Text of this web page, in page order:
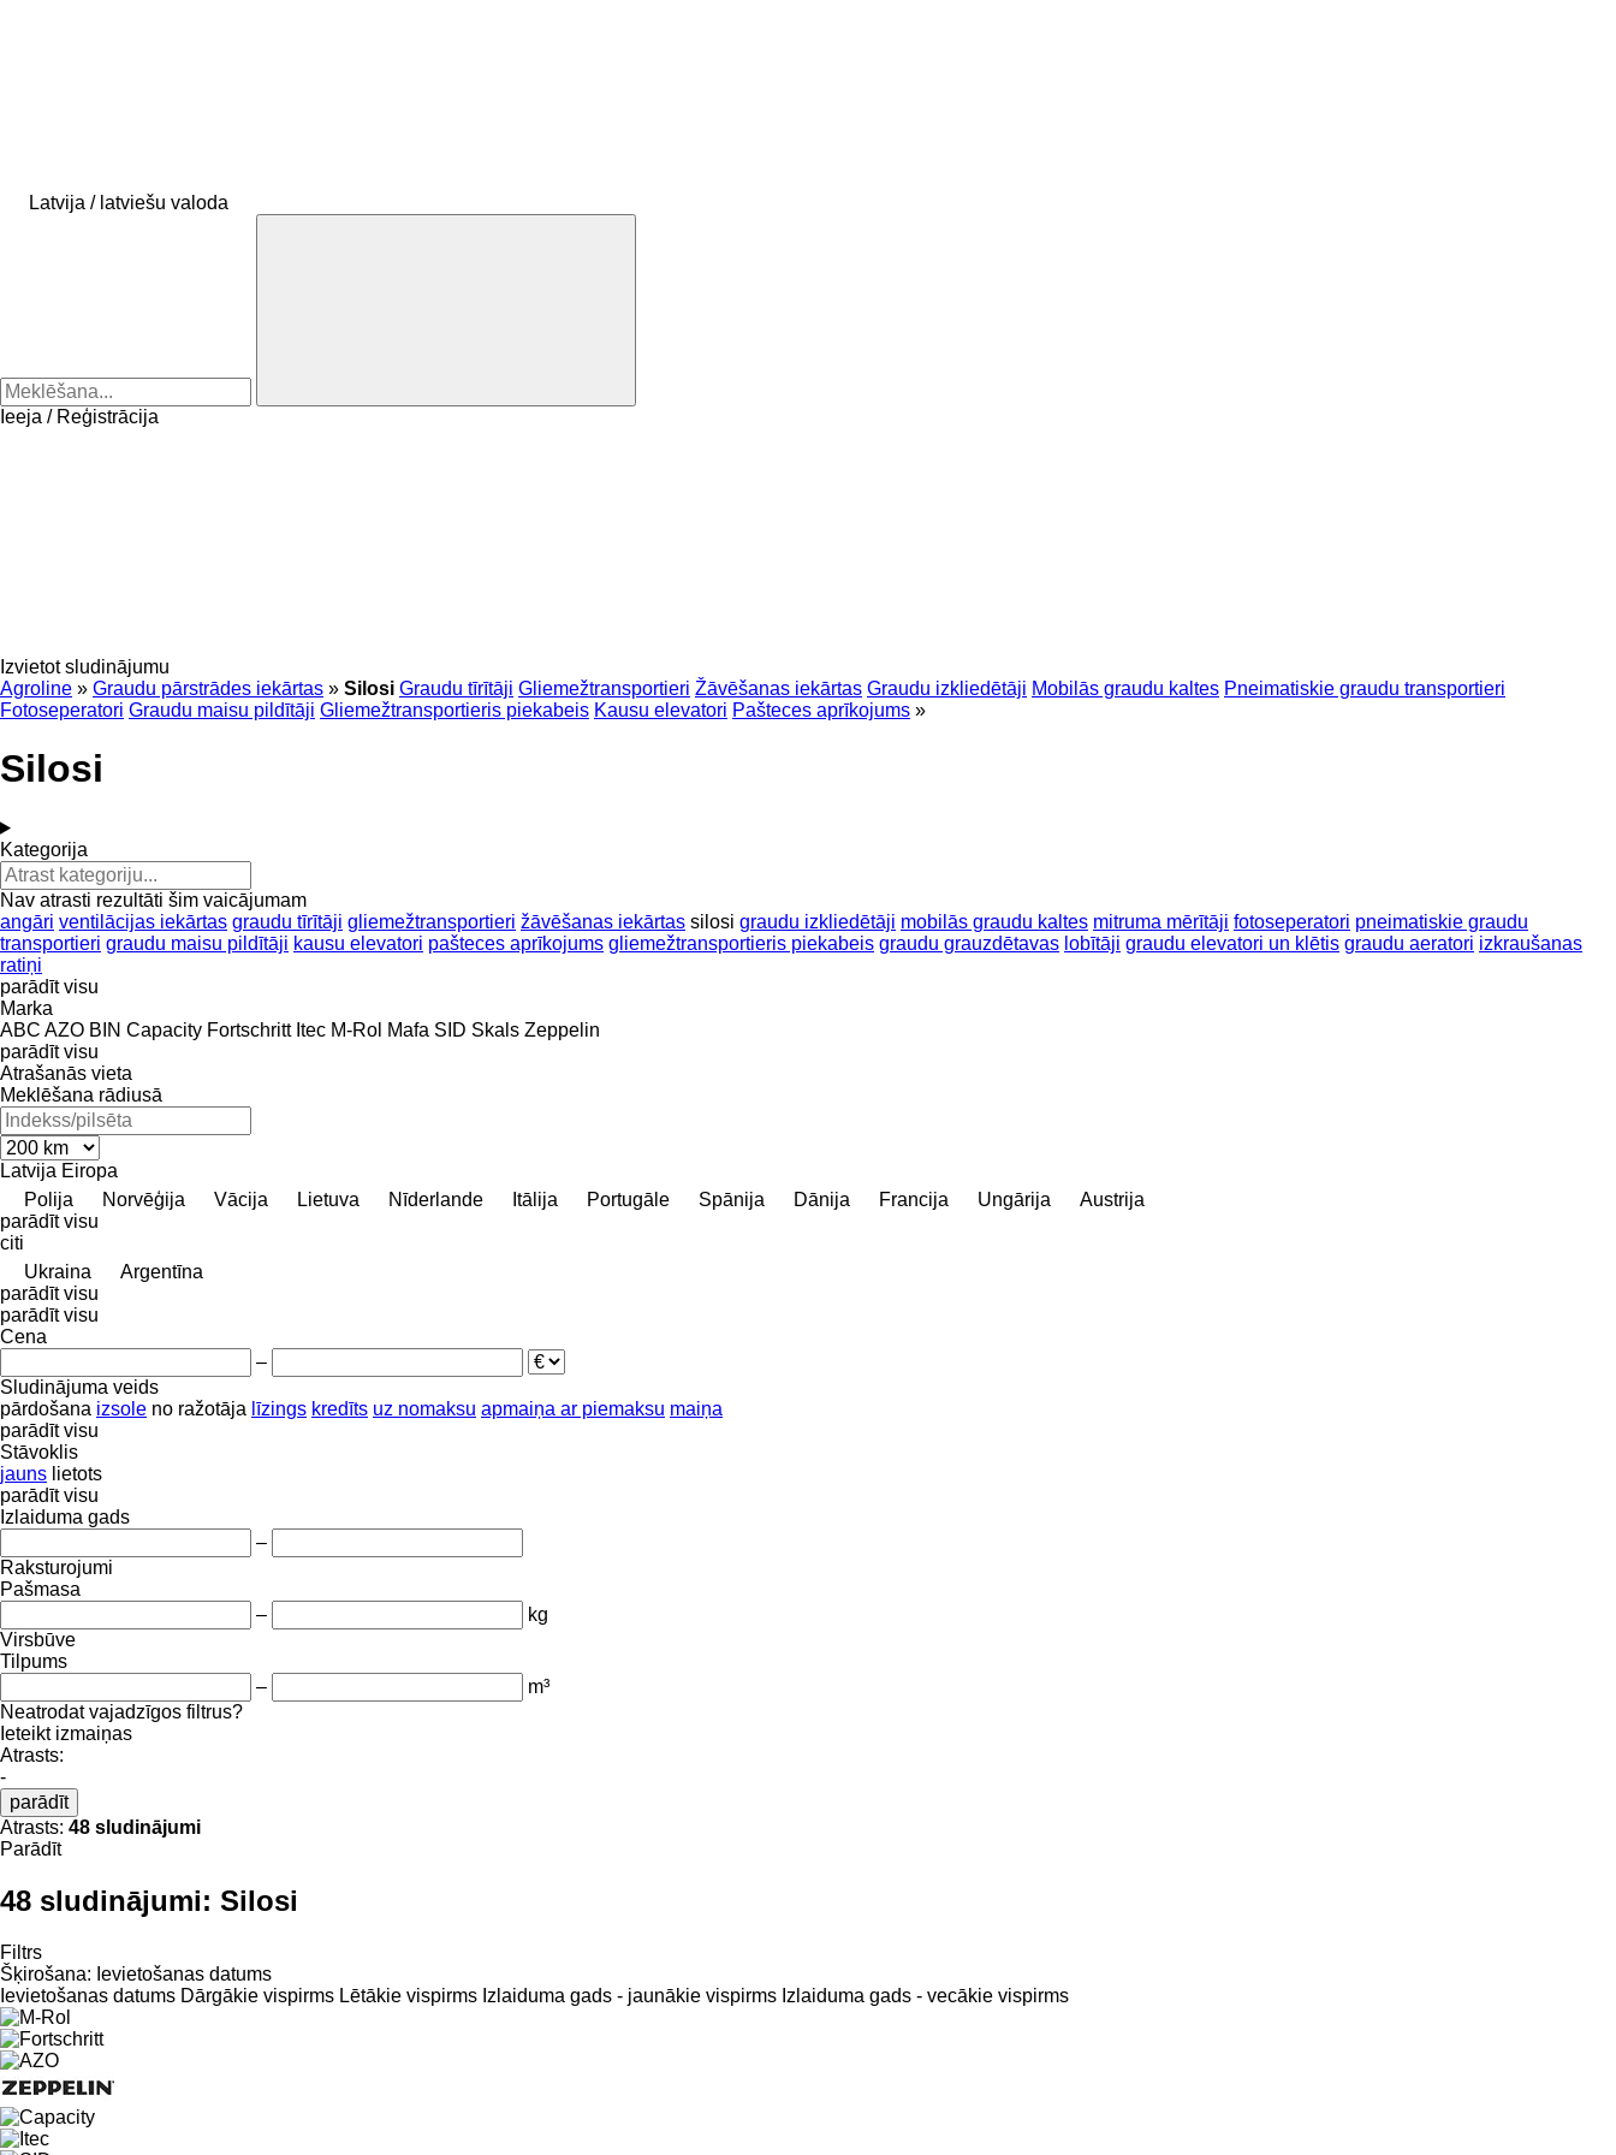
Latvija / latviešu valoda
Ieeja / Reģistrācija
Izvietot sludinājumu
Agroline » Graudu pārstrādes iekārtas » Silosi Graudu tīrītāji Gliemežtransportieri Žāvēšanas iekārtas Graudu izkliedētāji Mobilās graudu kaltes Pneimatiskie graudu transportieri
Fotoseperatori Graudu maisu pildītāji Gliemežtransportieris piekabeis Kausu elevatori Pašteces aprīkojums »
Silosi
Kategorija
Nav atrasti rezultāti šim vaicājumam
angāri ventilācijas iekārtas graudu tīrītāji gliemežtransportieri žāvēšanas iekārtas silosi graudu izkliedētāji mobilās graudu kaltes mitruma mērītāji fotoseperatori pneimatiskie graudu
transportieri graudu maisu pildītāji kausu elevatori pašteces aprīkojums gliemežtransportieris piekabeis graudu grauzdētavas lobītāji graudu elevatori un klētis graudu aeratori izkraušanas
ratiņi
parādīt visu
Marka
ABC AZO BIN Capacity Fortschritt Itec M-Rol Mafa SID Skals Zeppelin
parādīt visu
Atrašanās vieta
Meklēšana rādiusā
Latvija Eiropa
Polija
Norvēģija Vācija Lietuva Nīderlande Itālija Portugāle Spānija Dānija Francija Ungārija
Austrija
parādīt visu
citi
Ukraina
Argentīna
parādīt visu
parādīt visu
Cena
–
Sludinājuma veids
pārdošana izsole no ražotāja līzings kredīts uz nomaksu apmaiņa ar piemaksu maiņa
parādīt visu
Stāvoklis
jauns lietots
parādīt visu
Izlaiduma gads
–
Raksturojumi
Pašmasa
–
kg
Virsbūve
Tilpums
–
m³
Neatrodat vajadzīgos filtrus?
Ieteikt izmaiņas
Atrasts:
-
parādīt
Atrasts: 48 sludinājumi
Parādīt
48 sludinājumi: Silosi
Filtrs
Šķirošana: Ievietošanas datums
Ievietošanas datums Dārgākie vispirms Lētākie vispirms Izlaiduma gads - jaunākie vispirms Izlaiduma gads - vecākie vispirms